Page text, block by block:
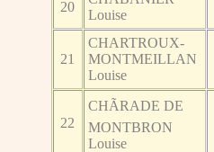
20
Louise
21
CHARTROUX-
MONTMEILLAN
Louise
22
CHÃRADE DE
MONTBRON
Louise